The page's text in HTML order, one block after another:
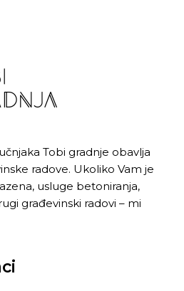
Tobi gradnje obavlja
radove. Ukoliko Vam je
usluge betoniranja,
građevinski radovi – mi